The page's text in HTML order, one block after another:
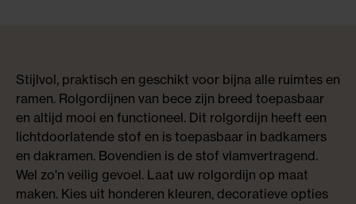
Stijlvol, praktisch en geschikt voor bijna alle ruimtes en
ramen. Rolgordijnen van bece zijn breed toepasbaar
en altijd mooi en functioneel. Dit rolgordijn heeft een
lichtdoorlatende stof en is toepasbaar in badkamers
en dakramen. Bovendien is de stof vlamvertragend.
Wel zo'n veilig gevoel. Laat uw rolgordijn op maat
maken. Kies uit honderen kleuren, decoratieve opties